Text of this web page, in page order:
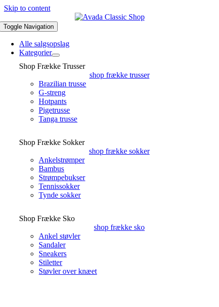
Skip to content
Toggle Navigation
Alle salgsopslag
Kategorier
Shop Frække Trusser
shop frække trusser
Brazilian trusse
G-streng
Hotpants
Pigetrusse
Tanga trusse
Shop Frække Sokker
shop frække sokker
Ankelstrømper
Bambus
Strømpebukser
Tennissokker
Tynde sokker
Shop Frække Sko
shop frække sko
Ankel støvler
Sandaler
Sneakers
Stiletter
Støvler over knæet